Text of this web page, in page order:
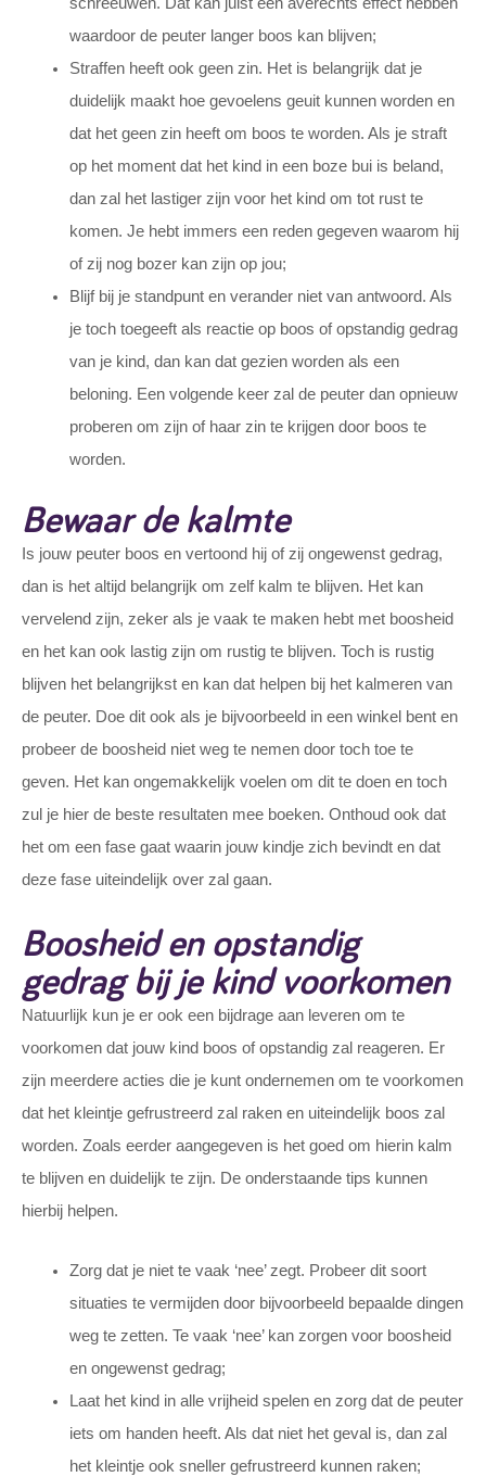
waardoor de peuter langer boos kan blijven;
Straffen heeft ook geen zin. Het is belangrijk dat je
duidelijk maakt hoe gevoelens geuit kunnen worden en
dat het geen zin heeft om boos te worden. Als je straft
op het moment dat het kind in een boze bui is beland,
dan zal het lastiger zijn voor het kind om tot rust te
komen. Je hebt immers een reden gegeven waarom hij
of zij nog bozer kan zijn op jou;
Blijf bij je standpunt en verander niet van antwoord. Als
je toch toegeeft als reactie op boos of opstandig gedrag
van je kind, dan kan dat gezien worden als een
beloning. Een volgende keer zal de peuter dan opnieuw
proberen om zijn of haar zin te krijgen door boos te
worden.
Bewaar de kalmte
Is jouw peuter boos en vertoond hij of zij ongewenst gedrag,
dan is het altijd belangrijk om zelf kalm te blijven. Het kan
vervelend zijn, zeker als je vaak te maken hebt met boosheid
en het kan ook lastig zijn om rustig te blijven. Toch is rustig
blijven het belangrijkst en kan dat helpen bij het kalmeren van
de peuter. Doe dit ook als je bijvoorbeeld in een winkel bent en
probeer de boosheid niet weg te nemen door toch toe te
geven. Het kan ongemakkelijk voelen om dit te doen en toch
zul je hier de beste resultaten mee boeken. Onthoud ook dat
het om een fase gaat waarin jouw kindje zich bevindt en dat
deze fase uiteindelijk over zal gaan.
Boosheid en opstandig
gedrag bij je kind voorkomen
Natuurlijk kun je er ook een bijdrage aan leveren om te
voorkomen dat jouw kind boos of opstandig zal reageren. Er
zijn meerdere acties die je kunt ondernemen om te voorkomen
dat het kleintje gefrustreerd zal raken en uiteindelijk boos zal
worden. Zoals eerder aangegeven is het goed om hierin kalm
te blijven en duidelijk te zijn. De onderstaande tips kunnen
hierbij helpen.
Zorg dat je niet te vaak ‘nee’ zegt. Probeer dit soort
situaties te vermijden door bijvoorbeeld bepaalde dingen
weg te zetten. Te vaak ‘nee’ kan zorgen voor boosheid
en ongewenst gedrag;
Laat het kind in alle vrijheid spelen en zorg dat de peuter
iets om handen heeft. Als dat niet het geval is, dan zal
het kleintje ook sneller gefrustreerd kunnen raken;